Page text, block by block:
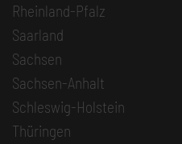
Rheinland-Pfalz
Saarland
Sachsen
Sachsen-Anhalt
Schleswig-Holstein
Thüringen